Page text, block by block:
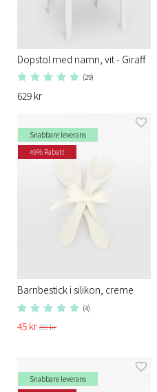
Dopstol med namn, vit - Giraff
(29)
629 kr
Snabbare leverans
49% Rabatt
Barnbestick i silikon, creme
(4)
45 kr89 kr
Snabbare leverans